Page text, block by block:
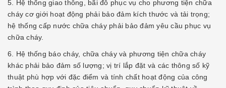
5. Hệ thống giao thông, bãi đỗ phục vụ cho phương tiện chữa
cháy cơ giới hoạt động phải bảo đảm kích thước và tải trọng;
hệ thống cấp nước chữa cháy phải bảo đảm yêu cầu phục vụ
chữa cháy.
6. Hệ thống báo cháy, chữa cháy và phương tiện chữa cháy
khác phải bảo đảm số lượng; vị trí lắp đặt và các thông số kỹ
thuật phù hợp với đặc điểm và tính chất hoạt động của công